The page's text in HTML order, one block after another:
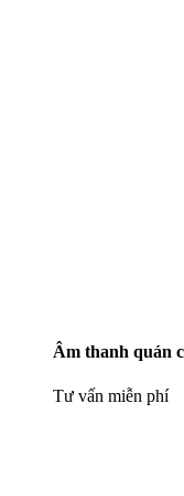
Âm thanh quán
Tư vấn miễn phí